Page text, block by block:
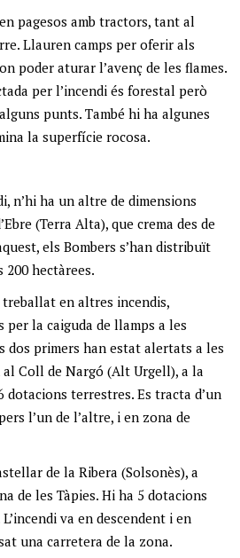
pagesos amb tractors, tant al
Llauren camps per oferir als
poder aturar l’avenç de les flames.
per l’incendi és forestal però
punts. També hi ha algunes
la superfície rocosa.
n’hi ha un altre de dimensions
(Terra Alta), que crema des de
els Bombers s’han distribuït
200 hectàrees.
treballat en altres incendis,
per la caiguda de llamps a les
dos primers han estat alertats a les
al Coll de Nargó (Alt Urgell), a la
dotacions terrestres. Es tracta d’un
l’un de l’altre, i en zona de
de la Ribera (Solsonès), a
de les Tàpies. Hi ha 5 dotacions
va en descendent i en
una carretera de la zona.